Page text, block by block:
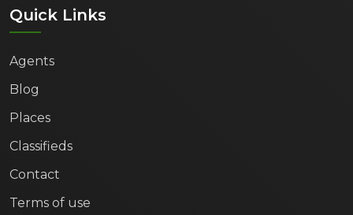
Quick Links
Agents
Blog
Places
Classifieds
Contact
Terms of use